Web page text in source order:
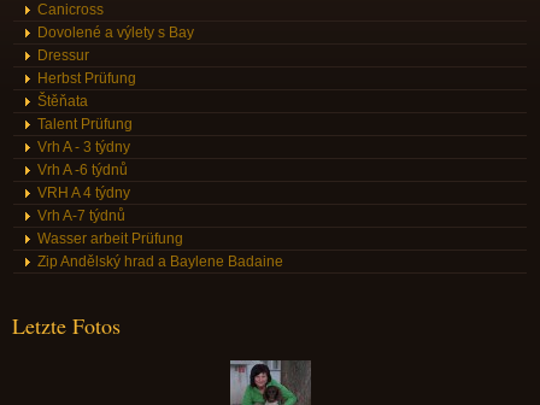
Canicross
Dovolené a výlety s Bay
Dressur
Herbst Prüfung
Štěňata
Talent Prüfung
Vrh A - 3 týdny
Vrh A -6 týdnů
VRH A 4 týdny
Vrh A-7 týdnů
Wasser arbeit Prüfung
Zip Andělský hrad a Baylene Badaine
Letzte Fotos